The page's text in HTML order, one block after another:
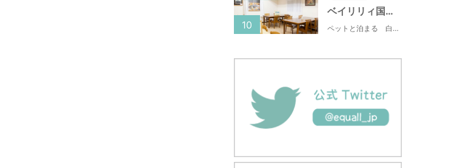
ベイリリィ国民宿舎しらゆり荘
ペットと泊まる 白浜温泉 ベイリリィ国民宿舎しらゆり荘
10